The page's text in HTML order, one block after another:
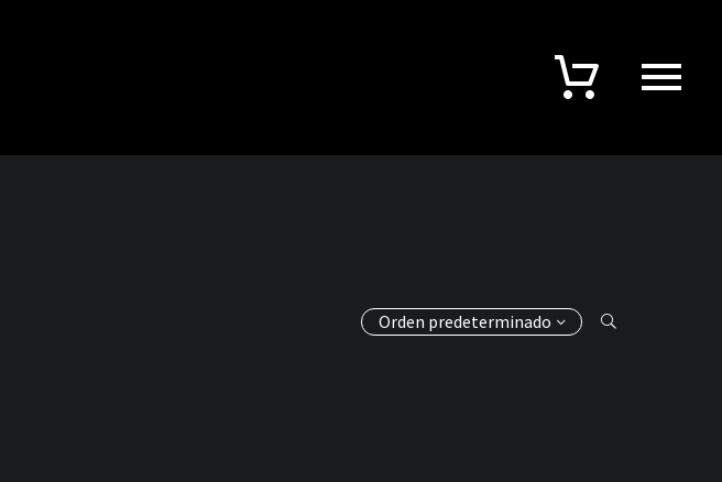
Orden predeterminado